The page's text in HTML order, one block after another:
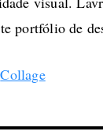
portfólio de
Collage